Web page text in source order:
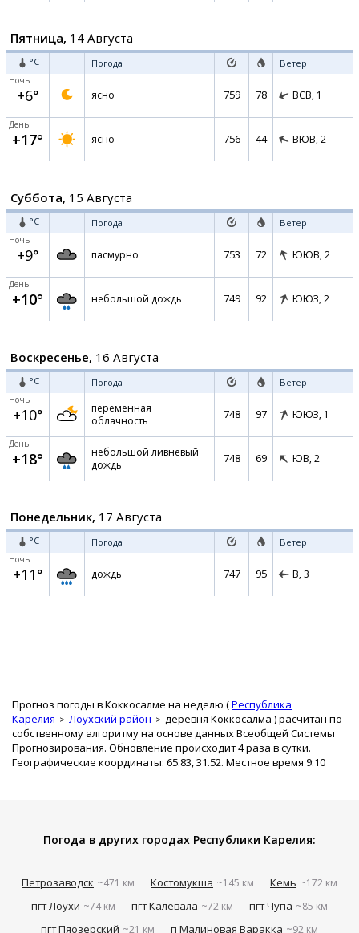
Пятница, 14 Августа
°C Погода Ветер
Ночь
+6° ясно 759 78 ВСВ, 1
День
+17° ясно 756 44 ВЮВ, 2
Суббота, 15 Августа
°C Погода Ветер
Ночь
+9° пасмурно 753 72 ЮЮВ, 2
День
+10° небольшой дождь 749 92 ЮЮЗ, 2
Воскресенье, 16 Августа
°C Погода Ветер
Ночь
+10°
переменная
облачность
748 97 ЮЮЗ, 1
День
+18°
небольшой ливневый
дождь
748 69 ЮВ, 2
Понедельник, 17 Августа
°C Погода Ветер
Ночь
+11° дождь 747 95 В, 3
Прогноз погоды в Коккосалме на неделю (Республика
Карелия
Лоухский район деревня Коккосалма ) расчитан по
собственному алгоритму на основе данных Всеобщей Системы
Прогнозирования. Обновление происходит 4 раза в сутки.
Географические координаты: 65.83, 31.52. Местное время 9:10
Погода в других городах Республики Карелия:
Петрозаводск ~471 км Костомукша ~145 км Кемь ~172 км
пгт Лоухи ~74 км пгт Калевала ~72 км пгт Чупа ~85 км
пгт Пяозерский ~21 км п Малиновая Варакка ~92 км